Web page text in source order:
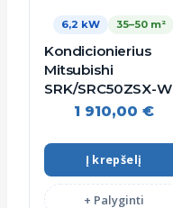
6,2 kW 35–50 m²
Kondicionierius
Mitsubishi
SRK/SRC50ZSX-W
6,2/8,2kW R32
1 910,00 €
Į krepšelį
+ Palyginti